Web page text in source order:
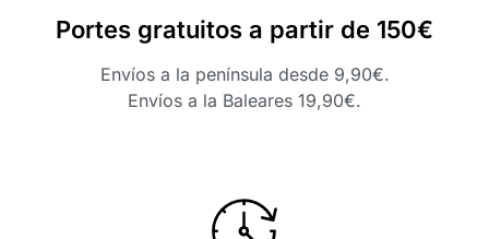
Portes gratuitos a partir de 150€
Envíos a la península desde 9,90€.
Envíos a la Baleares 19,90€.